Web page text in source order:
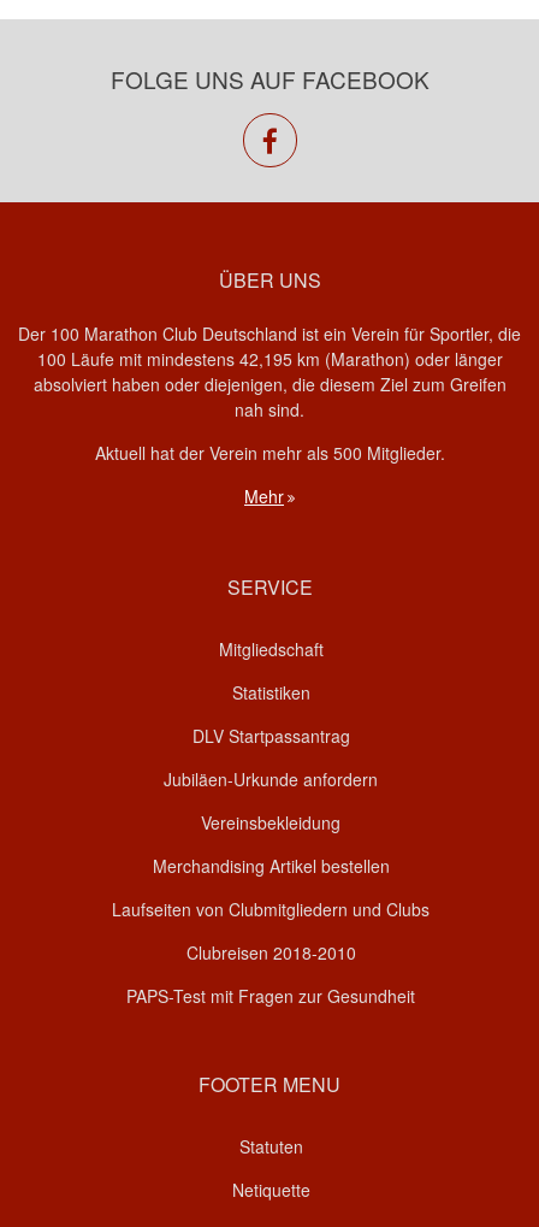
FOLGE UNS AUF FACEBOOK
facebook
ÜBER UNS
Der 100 Marathon Club Deutschland ist ein Verein für Sportler, die
100 Läufe mit mindestens 42,195 km (Marathon) oder länger
absolviert haben oder diejenigen, die diesem Ziel zum Greifen
nah sind.
Aktuell hat der Verein mehr als 500 Mitglieder.
Mehr
SERVICE
Mitgliedschaft
Statistiken
DLV Startpassantrag
Jubiläen-Urkunde anfordern
Vereinsbekleidung
Merchandising Artikel bestellen
Laufseiten von Clubmitgliedern und Clubs
Clubreisen 2018-2010
PAPS-Test mit Fragen zur Gesundheit
FOOTER MENU
Statuten
Netiquette